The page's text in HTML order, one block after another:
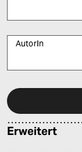
AutorIn
Erweitert